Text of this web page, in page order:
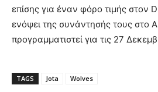
επίσης για έναν φόρο τιμής στον
ενόψει της συνάντησής τους στο
προγραμματιστεί για τις 27
TAGS Jota Wolves